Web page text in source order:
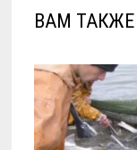
ВАМ